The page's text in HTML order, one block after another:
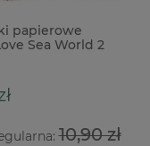
papierowe
Sea World 2
10,90 zł